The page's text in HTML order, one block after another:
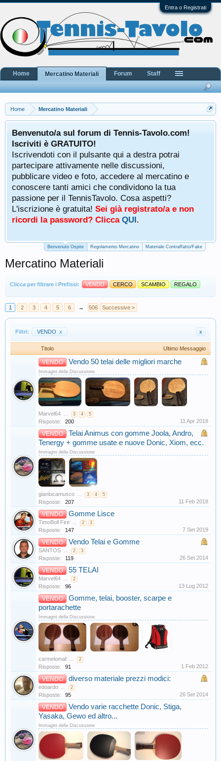
Entra o Registrati
Home Mercatino Materiali
Benvenuto/a sul forum di Tennis-Tavolo.com!
Iscriviti è GRATUITO!
Iscrivendoti con il pulsante qui a destra potrai
partecipare attivamente nelle discussioni,
pubblicare video e foto, accedere al mercatino e
conoscere tanti amici che condividono la tua
passione per il TennisTavolo. Cosa aspetti?
L'iscrizione è gratuita! Sei già registrato/a e non
ricordi la password? Clicca QUI.
Benvenuto Ospite Regolamento Mercatino Materiale Contraffatto/Fake
Mercatino Materiali
Clicca per filtrare i Prefissi: VENDO CERCO SCAMBIO REGALO
1 2 3 4 5 6 → 506 Successive >
Filtri: VENDO x x
Titolo Ultimo Messaggio
VENDO Vendo 50 telai delle migliori marche
Immagini della Discussione
Marvel64 ... 3 4 5
Risposte: 200 11 Apr 2018
VENDO
Telai Animus con gomme Joola, Andro,
Tenergy + gomme usate e nuove Donic, Xiom, ecc.
Immagini della Discussione
gianlucamusco ... 3 4 5
Risposte: 207 11 Feb 2018
VENDO Gomme Lisce
TimoBoll Fire ... 2 3
Risposte: 147 7 Set 2019
VENDO Vendo Telai e Gomme
SANTOS ... 2 3
Risposte: 119 26 Set 2014
VENDO 55 TELAI
Marvel64 ... 2
Risposte: 96 13 Lug 2012
VENDO
Gomme, telai, booster, scarpe e
portarachette
Immagini della Discussione
carmelomaf ... 2
Risposte: 91 1 Feb 2012
VENDO diverso materiale prezzi modici:
edoardo ... 2
Risposte: 95 26 Set 2014
VENDO
Vendo varie racchette Donic, Stiga,
Yasaka, Gewo ed altro...
Immagini della Discussione
Home Mercatino Materiali Forum Staff